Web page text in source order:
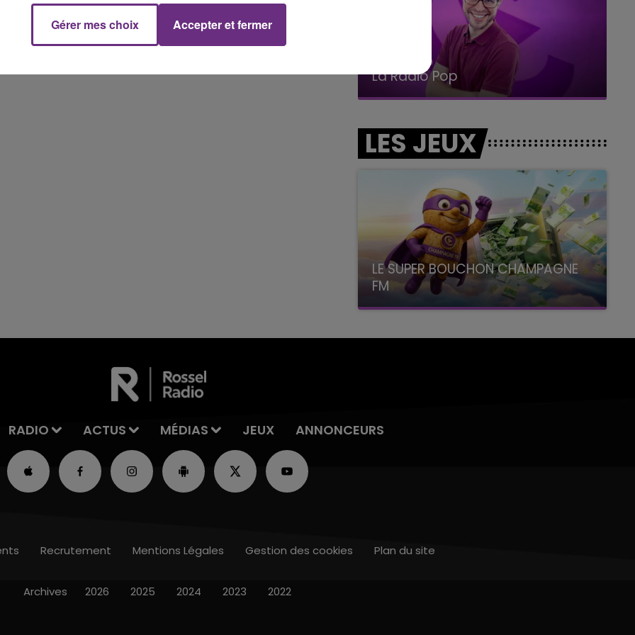
les conditions de...
LE TICKET DE CAISSE
14h00 - 15h00
La Radio Pop
LES JEUX
LE SUPER BOUCHON CHAMPAGNE
FM
avec La Famille Champagne FM, à 8H10
RADIO ACTUS MÉDIAS JEUX ANNONCEURS
Recrutement Mentions Légales Gestion des cookies Plan du site
Archives 2026 2025 2024 2023 2022
Gérer mes choix Accepter et fermer